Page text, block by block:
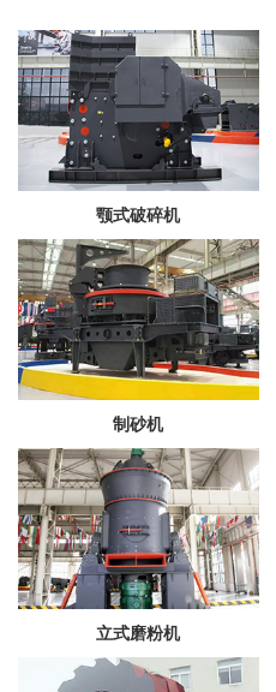
颚式破碎机
制砂机
立式磨粉机